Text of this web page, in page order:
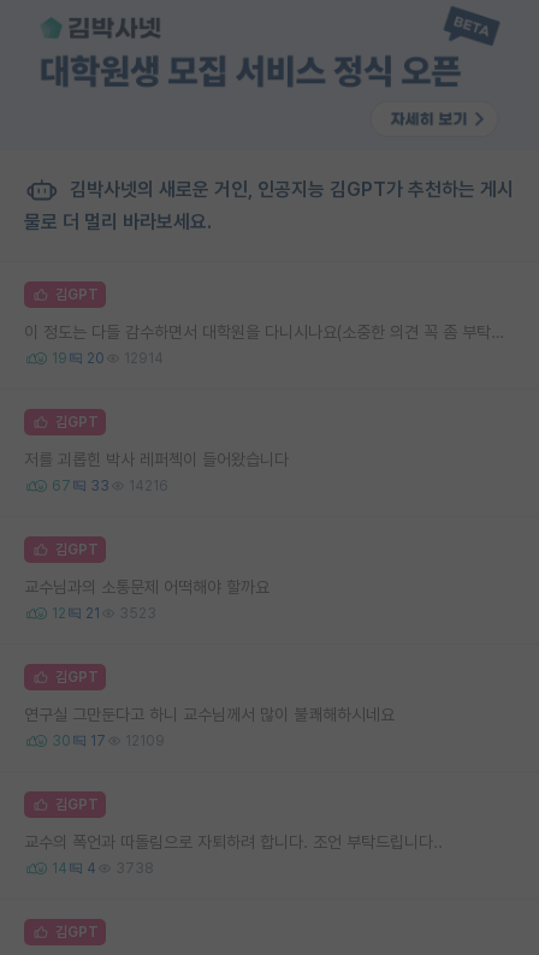
김박사넷의 새로운 거인, 인공지능 김GPT가 추천하는 게시
물로 더 멀리 바라보세요.
김GPT
이 정도는 다들 감수하면서 대학원을 다니시나요(소중한 의견 꼭 좀 부탁드립니다.)
19 20 12914
김GPT
저를 괴롭힌 박사 레퍼첵이 들어왔습니다
67 33 14216
김GPT
교수님과의 소통문제 어떡해야 할까요
12 21 3523
김GPT
연구실 그만둔다고 하니 교수님께서 많이 불쾌해하시네요
30 17 12109
김GPT
교수의 폭언과 따돌림으로 자퇴하려 합니다. 조언 부탁드립니다..
14 4 3738
김GPT